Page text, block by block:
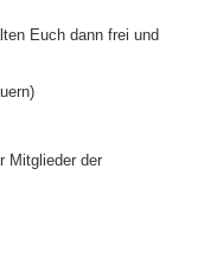
Euch dann frei und
Mitglieder der